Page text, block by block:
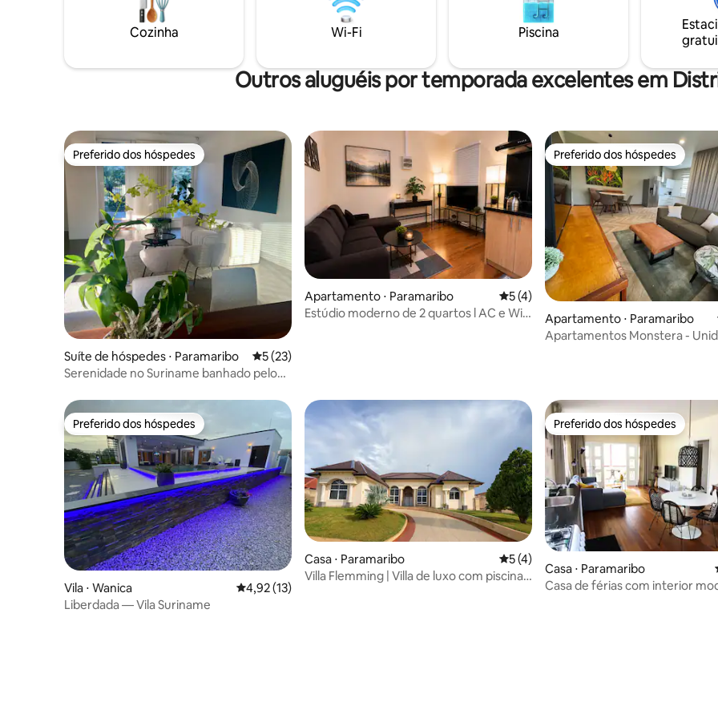
estadias mais longas, uma workation ou
alguns dias em um ritmo mais lento.
você a qualquer momento. Nosso check-
in e check-out são flexíveis.
escritórios governamentais,
de saúde e principais estradas
dele uma escolha ideal para
Cozinha Wi-Fi Piscina
Outros aluguéis por temporada excelentes em
Preferido dos hóspedes
Preferido dos hóspedes
Suíte de hóspedes ⋅ Paramaribo 5 de uma avaliação média de 5, 23 avaliações
5 (23)
Serenidade no Suriname banhado pelo
Apartamento ⋅ Paramaribo 5 de uma avaliação média de 5, 4
5 (4)
Estúdio moderno de 2 quartos l AC e Wi-
Preferido dos hóspedes
Preferido dos hóspedes
Apartamento ⋅ Paramaribo
Apartamentos Monstera -
Preferido dos hóspedes
Preferido dos hóspedes
Vila ⋅ Wanica 4,92 de uma avaliação média de 5, 13 avaliações
4,92 (13)
Liberdada — Vila Suriname
Casa ⋅ Paramaribo 5 de uma avaliação média de 5, 4
5 (4)
Villa Flemming | Villa de luxo com piscina
Preferido dos hóspedes
Preferido dos hóspedes
Casa ⋅ Paramaribo
Casa de férias com interior